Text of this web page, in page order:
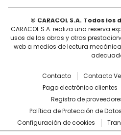
© CARACOL S.A. Todos
CARACOL S.A. realiza una reserva
usos de las obras y otras
web a medios de lectura
Contacto Contacto
Pago electrónico clientes
Registro de
Política de Protección de Datos
Configuración de cookies